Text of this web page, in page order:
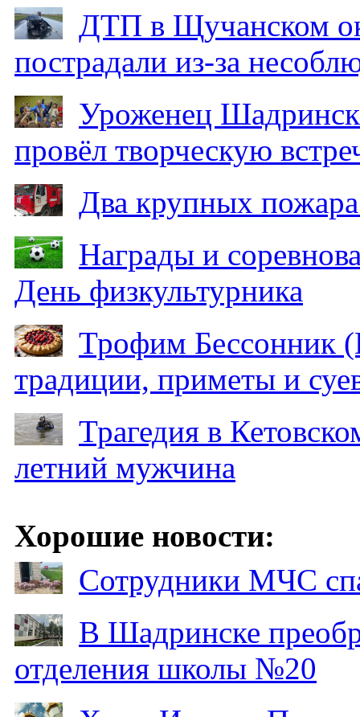
ДТП в Щучанском
пострадали из-за
Уроженец
провёл творческую
Два крупных
Награды и
День физкультурника
Трофим Бессонник
традиции, приметы и
Трагедия в
летний мужчина
Хорошие новости:
Сотрудники МЧС
В Шадринске
отделения школы №20